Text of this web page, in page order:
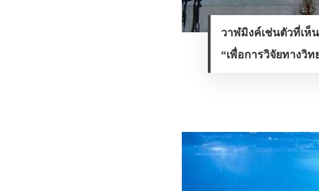
วาฬมิงค์เช่นตัวที่เห็
“เพื่อการวิจัยทางวิ